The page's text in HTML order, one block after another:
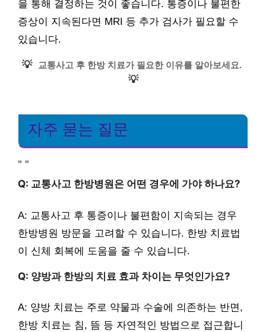
을 통해 결정하는 것이 좋습니다. 통증이나 불편한
증상이 지속된다면 MRI 등 추가 검사가 필요할 수
있습니다.
💡 교통사고 후 한방 치료가 필요한 이유를 알아보세요.
💡
자주 묻는 질문
" "
Q: 교통사고 한방병원은 어떤 경우에 가야 하나요?
A: 교통사고 후 통증이나 불편함이 지속되는 경우
한방병원 방문을 고려할 수 있습니다. 한방 치료법
이 신체 회복에 도움을 줄 수 있습니다.
Q: 양방과 한방의 치료 효과 차이는 무엇인가요?
A: 양방 치료는 주로 약물과 수술에 의존하는 반면,
한방 치료는 침, 뜸 등 자연적인 방법으로 접근합니